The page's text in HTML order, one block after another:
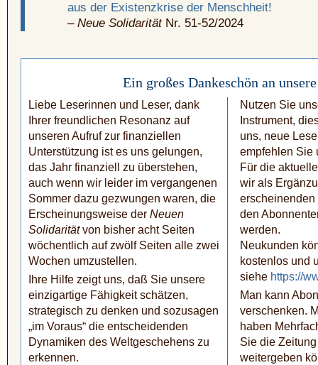
aus der Existenzkrise der Menschheit!
– Neue SolidaritätNr. 51-52/2024
Ein großes Dankeschön an
Liebe Leserinnen und Leser, dank
Ihrer freundlichen Resonanz auf
unseren Aufruf zur finanziellen
Unterstützung ist es uns gelungen,
das Jahr finanziell zu über­stehen,
auch wenn wir leider im vergange­nen
Sommer dazu gezwungen waren, die
Erscheinungsweise der Neuen
Solidaritätvon bisher acht Seiten
wöchentlich auf zwölf Seiten alle zwei
Wochen umzu­stellen.
Ihre Hilfe zeigt uns, daß Sie unsere
ein­zig­artige Fähigkeit schätzen,
strategisch zu denken und sozusagen
„im Voraus“ die entscheidenden
Dynamiken des Welt­geschehens zu
erkennen.
Nutzen Sie
Instrument,
uns, neue
empfehlen Sie
Für die
wir als
erscheinen­den
den
werden.
Neukunden
kostenlos und
siehe https://
Man kann
verschenken.
haben
Sie die
weitergeben